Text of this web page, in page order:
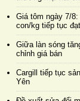
Giá tôm ngày 7/
con/kg tiếp tục
Giữa làn sóng
chỉnh giá bán
Cargill tiếp tục
Yên